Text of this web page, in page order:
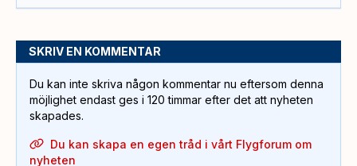
SKRIV EN KOMMENTAR
Du kan inte skriva någon kommentar nu eftersom denna
möjlighet endast ges i 120 timmar efter det att nyheten
skapades.
Du kan skapa en egen tråd i vårt Flygforum om
nyheten